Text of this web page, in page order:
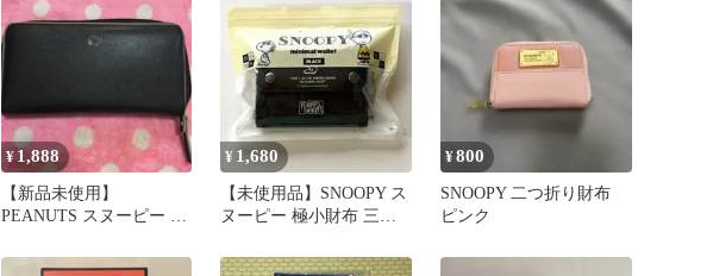
¥ 1,888
【新品未使用】
PEANUTS スヌーピー 長
ブラック
¥ 1,680
【未使用品】SNOOPY ス
ヌーピー 極小財布 三つ
¥800
SNOOPY 二つ折り財布
ピンク